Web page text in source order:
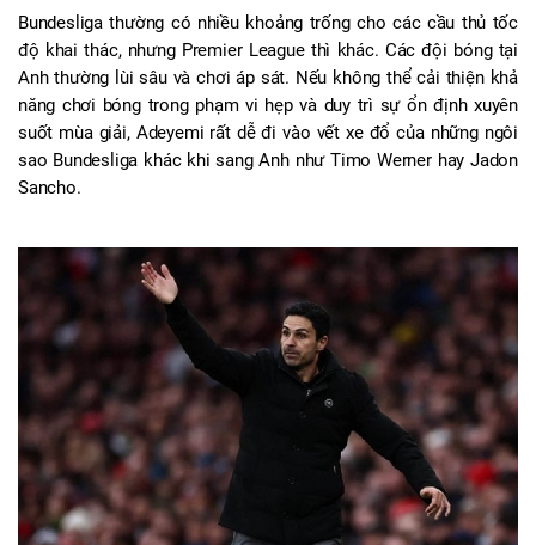
Bundesliga thường có nhiều khoảng trống cho các cầu thủ tốc
độ khai thác, nhưng Premier League thì khác. Các đội bóng tại
Anh thường lùi sâu và chơi áp sát. Nếu không thể cải thiện khả
năng chơi bóng trong phạm vi hẹp và duy trì sự ổn định xuyên
suốt mùa giải, Adeyemi rất dễ đi vào vết xe đổ của những ngôi
sao Bundesliga khác khi sang Anh như Timo Werner hay Jadon
Sancho.